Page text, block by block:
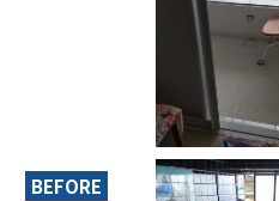
BEFORE